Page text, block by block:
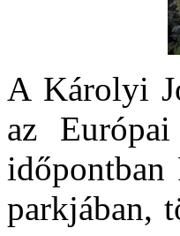
A Károlyi
az
időpontban
parkjában,